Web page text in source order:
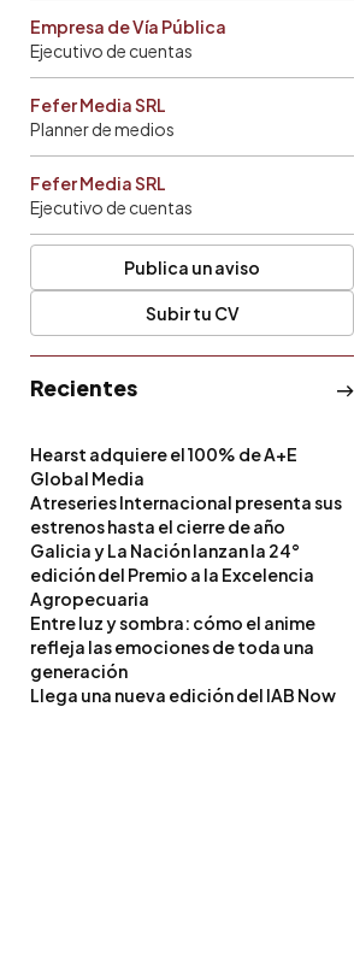
Empresa de Vía Pública
Ejecutivo de cuentas
Fefer Media SRL
Planner de medios
Fefer Media SRL
Ejecutivo de cuentas
Publica un aviso
Subir tu CV
Recientes
Hearst adquiere el 100% de A+E
Global Media
Atreseries Internacional presenta sus
estrenos hasta el cierre de año
Galicia y La Nación lanzan la 24°
edición del Premio a la Excelencia
Agropecuaria
Entre luz y sombra: cómo el anime
refleja las emociones de toda una
generación
Llega una nueva edición del IAB Now